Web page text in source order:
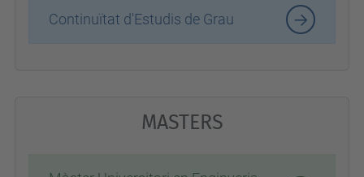
Continuïtat d'Estudis de Grau
MASTERS